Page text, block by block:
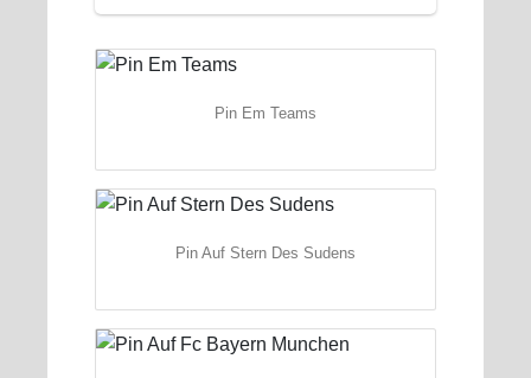
Pin Em Teams
Pin Auf Stern Des Sudens